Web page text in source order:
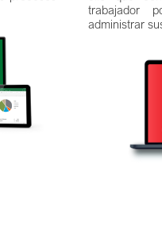
trabajador
administrar